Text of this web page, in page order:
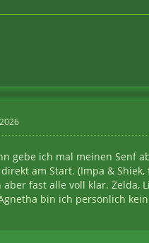
gebe ich mal meinen Senf
am Start. (Impa &
aber fast alle voll klar. Zelda,
bin ich persönlich